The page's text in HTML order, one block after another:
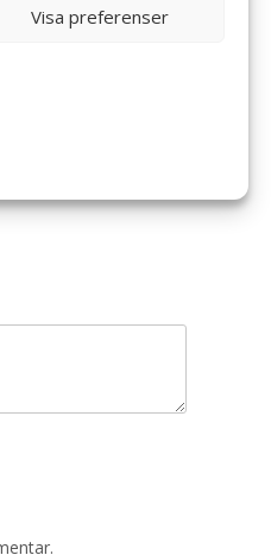
Visa preferenser